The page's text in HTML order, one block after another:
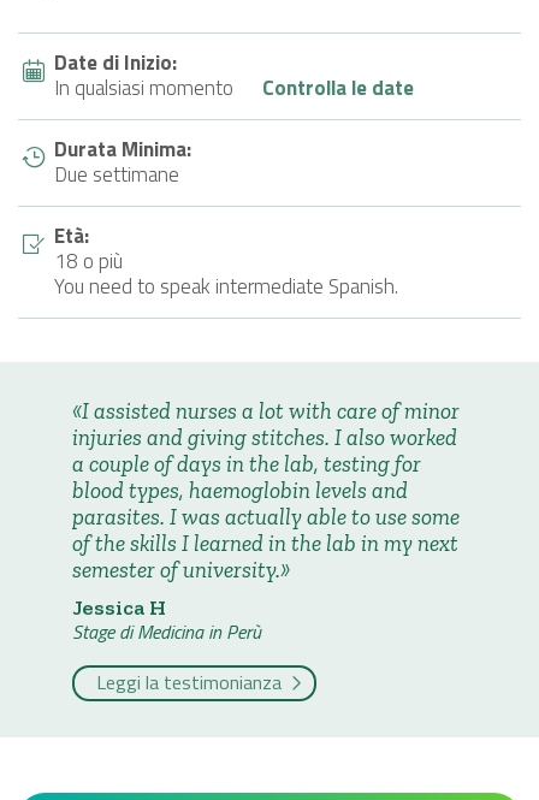
Date di Inizio:
In qualsiasi momento
Controlla le date
Durata Minima:
Due settimane
Età:
18 o più
You need to speak intermediate Spanish.
I assisted nurses a lot with care of minor
injuries and giving stitches. I also worked
a couple of days in the lab, testing for
blood types, haemoglobin levels and
parasites. I was actually able to use some
of the skills I learned in the lab in my next
semester of university.
Jessica H
Stage di Medicina in Perù
Leggi la testimonianza